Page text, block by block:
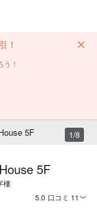
！
！
5F
5F
樓
5.0 口コミ 11
1/8